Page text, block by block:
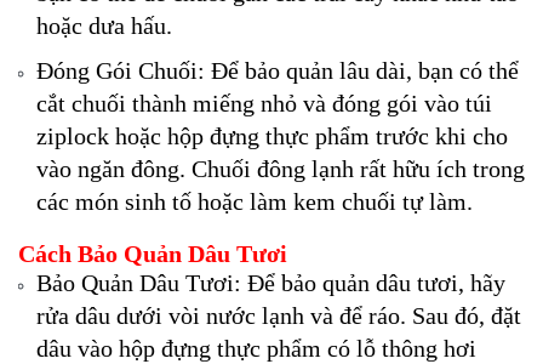
hoặc dưa hấu.
Đóng Gói Chuối: Để bảo quản lâu dài, bạn có thể
cắt chuối thành miếng nhỏ và đóng gói vào túi
ziplock hoặc hộp đựng thực phẩm trước khi cho
vào ngăn đông. Chuối đông lạnh rất hữu ích trong
các món sinh tố hoặc làm kem chuối tự làm.
Cách Bảo Quản Dâu Tươi
Bảo Quản Dâu Tươi: Để bảo quản dâu tươi, hãy
rửa dâu dưới vòi nước lạnh và để ráo. Sau đó, đặt
dâu vào hộp đựng thực phẩm có lỗ thông hơi